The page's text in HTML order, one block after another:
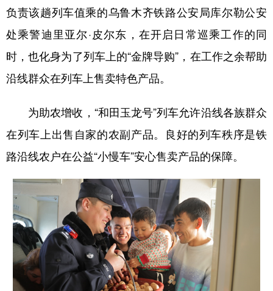
山东 河南 湖北 湖南
广东 广西 海南 重庆
四川 贵州 云南 西藏
新疆 内蒙古 黑龙江
多语种频道
Español Français عربى
Русский язык 日本語 한국어
Deutsch Português
负责该趟列车值乘的乌鲁木齐铁路公安局库尔勒公安
处乘警迪里亚尔·皮尔东，在开启日常巡乘工作的同
时，也化身为了列车上的“金牌导购”，在工作之余帮助
沿线群众在列车上售卖特色产品。
为助农增收，“和田玉龙号”列车允许沿线各族群众
在列车上出售自家的农副产品。良好的列车秩序是铁
路沿线农户在公益“小慢车”安心售卖产品的保障。